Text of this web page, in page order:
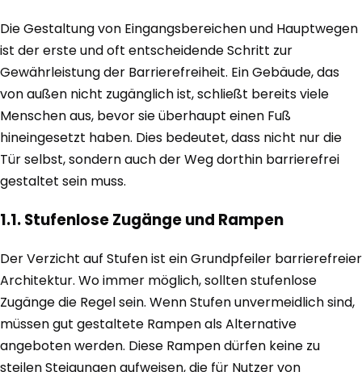
Die Gestaltung von Eingangsbereichen und Hauptwegen
ist der erste und oft entscheidende Schritt zur
Gewährleistung der Barrierefreiheit. Ein Gebäude, das
von außen nicht zugänglich ist, schließt bereits viele
Menschen aus, bevor sie überhaupt einen Fuß
hineingesetzt haben. Dies bedeutet, dass nicht nur die
Tür selbst, sondern auch der Weg dorthin barrierefrei
gestaltet sein muss.
1.1. Stufenlose Zugänge und Rampen
Der Verzicht auf Stufen ist ein Grundpfeiler barrierefreier
Architektur. Wo immer möglich, sollten stufenlose
Zugänge die Regel sein. Wenn Stufen unvermeidlich sind,
müssen gut gestaltete Rampen als Alternative
angeboten werden. Diese Rampen dürfen keine zu
steilen Steigungen aufweisen, die für Nutzer von